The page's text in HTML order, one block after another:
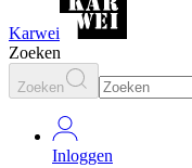
Karwei
Zoeken
Zoeken
Inloggen